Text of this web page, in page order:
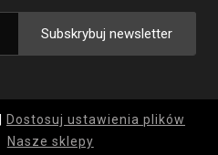
Subskrybuj newsletter
Dostosuj ustawienia plików
Nasze sklepy